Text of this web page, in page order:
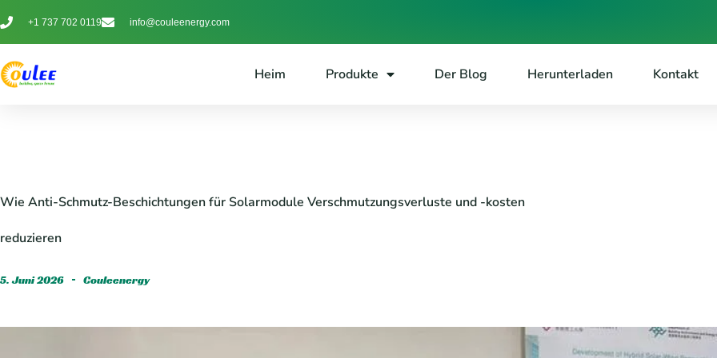
+1 737 702 0119 info@couleenergy.com
Heim Produkte Der Blog Herunterladen Kontakt
Wie Anti-Schmutz-Beschichtungen für Solarmodule Verschmutzungsverluste und -kosten
reduzieren
5. Juni 2026 Couleenergy